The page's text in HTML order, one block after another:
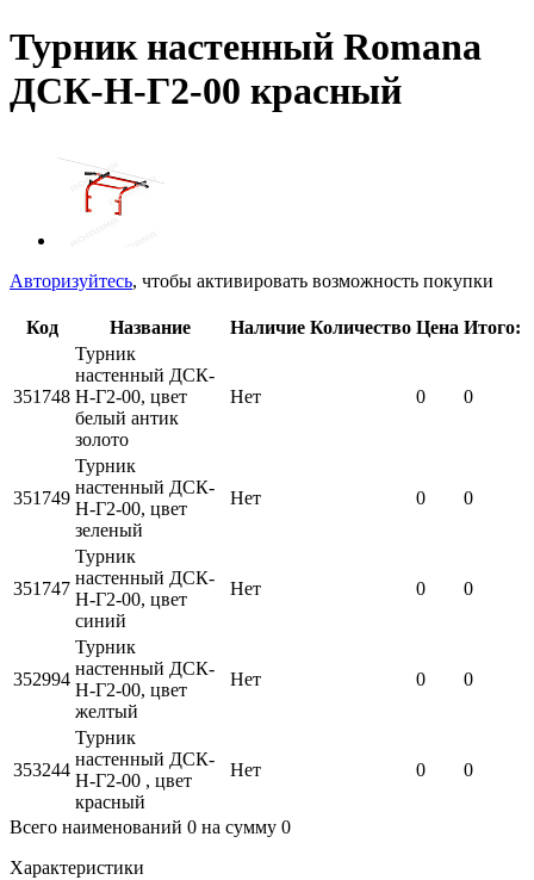
Турник настенный Romana
ДСК-Н-Г2-00 красный
Авторизуйтесь, чтобы активировать возможность покупки
Код Название Наличие Количество Цена Итого:
351748
Турник
настенный ДСК-
Н-Г2-00, цвет
белый антик
золото
Нет 0 0
351749
Турник
настенный ДСК-
Н-Г2-00, цвет
зеленый
Нет 0 0
351747
Турник
настенный ДСК-
Н-Г2-00, цвет
синий
Нет 0 0
352994
Турник
настенный ДСК-
Н-Г2-00, цвет
желтый
Нет 0 0
353244
Турник
настенный ДСК-
Н-Г2-00 , цвет
красный
Нет 0 0
Всего наименований 0 на сумму 0
Характеристики